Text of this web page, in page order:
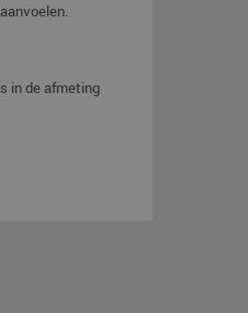
in de afmeting